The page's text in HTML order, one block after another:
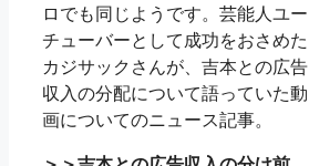
ロでも同じようです。芸能人ユー
チューバーとして成功をおさめた
カジサックさんが、吉本との広告
収入の分配について語っていた動
画についてのニュース記事。